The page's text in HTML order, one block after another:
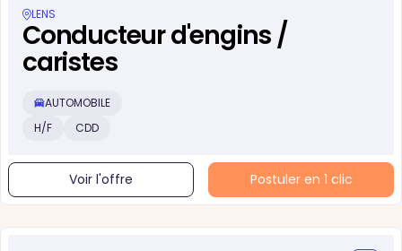
LENS
Conducteur d'engins /
caristes
AUTOMOBILE
H/F
CDD
Voir l'offre Postuler en 1 clic